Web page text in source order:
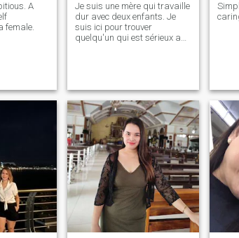
A
female.
Je suis une mère qui travaille
dur avec deux enfants. Je
suis ici pour trouver
quelqu'un qui est sérieux au